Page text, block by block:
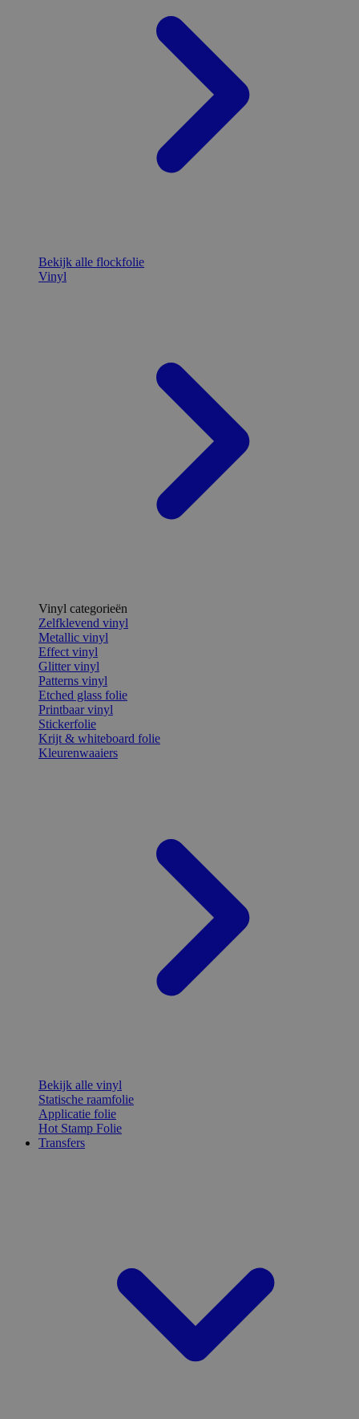
Bekijk alle flockfolie
Vinyl
Vinyl categorieën
Zelfklevend vinyl
Metallic vinyl
Effect vinyl
Glitter vinyl
Patterns vinyl
Etched glass folie
Printbaar vinyl
Stickerfolie
Krijt & whiteboard folie
Kleurenwaaiers
Bekijk alle vinyl
Statische raamfolie
Applicatie folie
Hot Stamp Folie
Transfers